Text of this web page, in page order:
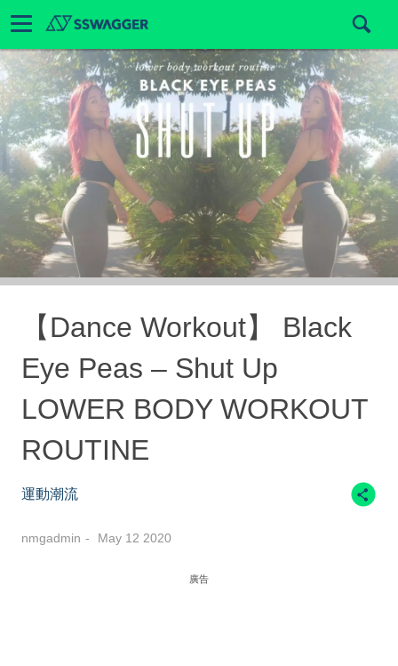
【Dance Workout】 Black
Eye Peas – Shut Up
LOWER BODY WORKOUT
ROUTINE
運動潮流
nmgadmin May 12 2020
廣告